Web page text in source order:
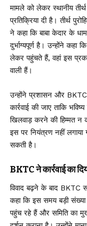
मामले को लेकर स्थानीय
प्रतिक्रिया दी है। तीर्थ
ने कहा कि बाबा केदार के
दुर्भाग्यपूर्ण है। उन्होंने कहा
लेकर पहुंचते हैं, वहां इस
वाली हैं।
उन्होंने प्रशासन और
कार्रवाई की जाए ताकि
खिलवाड़ करने की हिम्मत
इस पर नियंत्रण नहीं
सकती है।
BKTC ने कार्रवाई का
विवाद बढ़ने के बाद BKTC
कहा कि इस समय बड़ी संख्या
पहुंच रहे हैं और समिति का